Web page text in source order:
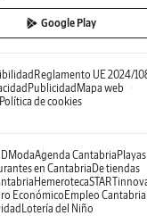
Google Play
Reglamento UE 2024/
Publicidad Mapa web
de cookies
Agenda Cantabria Playas
en Cantabria De tiendas
Hemeroteca
Económico Empleo Cantabria
Lotería del Niño